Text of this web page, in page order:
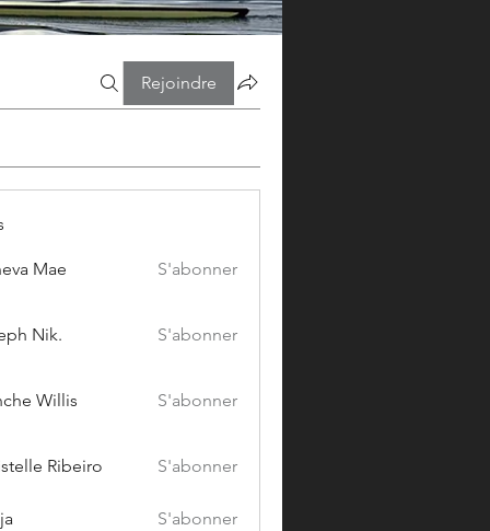
Rejoindre
Mae S'abonner
Nik. S'abonner
Willis S'abonner
Ribeiro S'abonner
S'abonner